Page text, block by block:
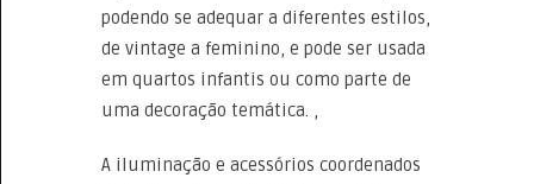
podendo se adequar a diferentes estilos,
de vintage a feminino, e pode ser usada
em quartos infantis ou como parte de
uma decoração temática. ,
A iluminação e acessórios coordenados